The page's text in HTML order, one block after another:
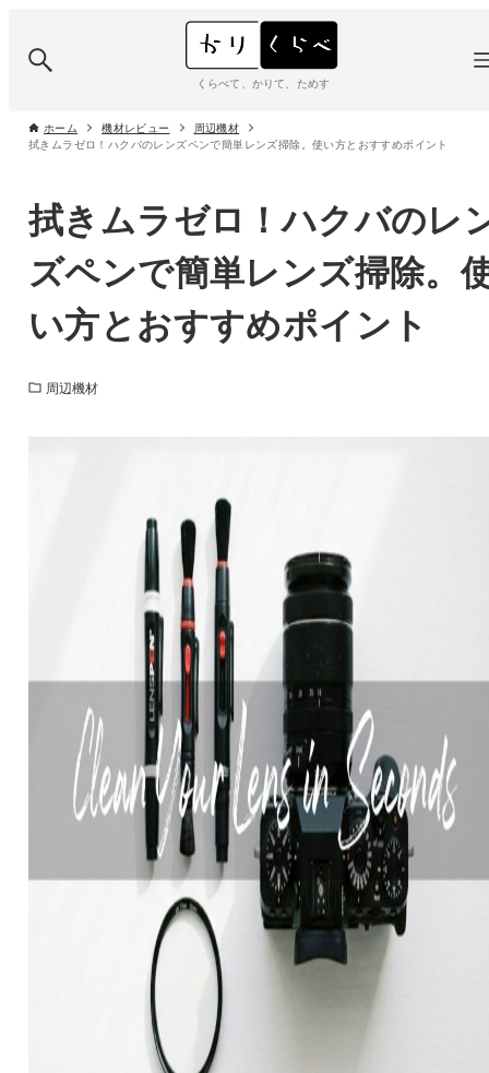
くらべて、かりて、ためす
ホーム 機材レビュー
周辺機材
拭きムラゼロ！ハクバのレンズペンで簡単レンズ掃除。使い方とおすすめポイント
拭きムラゼロ！ハクバのレ
ズペンで簡単レンズ掃除。
い方とおすすめポイント
周辺機材